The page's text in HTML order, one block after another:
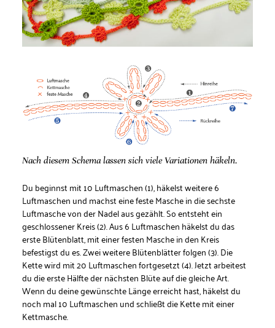
Nach diesem Schema lassen sich viele Variationen häkeln.
Du beginnst mit 10 Luftmaschen (1), häkelst weitere 6
Luftmaschen und machst eine feste Masche in die sechste
Luftmasche von der Nadel aus gezählt. So entsteht ein
geschlossener Kreis (2). Aus 6 Luftmaschen häkelst du das
erste Blütenblatt, mit einer festen Masche in den Kreis
befestigst du es. Zwei weitere Blütenblätter folgen (3). Die
Kette wird mit 20 Luftmaschen fortgesetzt (4). Jetzt arbeitest
du die erste Hälfte der nächsten Blüte auf die gleiche Art.
Wenn du deine gewünschte Länge erreicht hast, häkelst du
noch mal 10 Luftmaschen und schließt die Kette mit einer
Kettmasche.